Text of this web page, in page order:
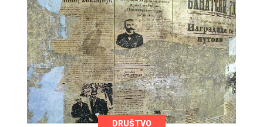
DRUŠTVO